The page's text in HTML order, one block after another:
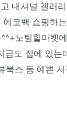
내셔널 갤러
에코백 쇼핑
노팅힐마켓
도 집에 있는
북스 등 예쁜